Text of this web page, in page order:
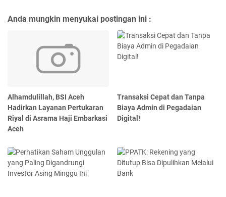
Anda mungkin menyukai postingan ini :
Alhamdulillah, BSI Aceh
Hadirkan Layanan Pertukaran
Riyal di Asrama Haji Embarkasi
Aceh
Transaksi Cepat dan Tanpa
Biaya Admin di Pegadaian
Digital!